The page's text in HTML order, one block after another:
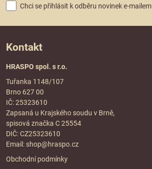
Chci se přihlásit k odběru novinek e-mailem
Kontakt
HRASPO spol. s r.o.
Tuřanka 1148/107
Brno 627 00
IČ: 25323610
Zapsaná u Krajského soudu v Brně,
spisová značka C 25554
DIČ: CZ25323610
Email: shop@hraspo.cz
Obchodní podmínky